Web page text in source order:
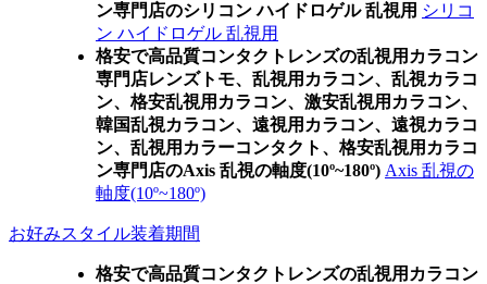
ン専門店のシリコン ハイドロゲル 乱視用 シリコ
ン ハイドロゲル 乱視用
格安で高品質コンタクトレンズの乱視用カラコン
専門店レンズトモ、乱視用カラコン、乱視カラコ
ン、格安乱視用カラコン、激安乱視用カラコン、
韓国乱視カラコン、遠視用カラコン、遠視カラコ
ン、乱視用カラーコンタクト、格安乱視用カラコ
ン専門店のAxis 乱視の軸度(10º~180º) Axis 乱視の
軸度(10º~180º)
お好みスタイル装着期間
格安で高品質コンタクトレンズの乱視用カラコン